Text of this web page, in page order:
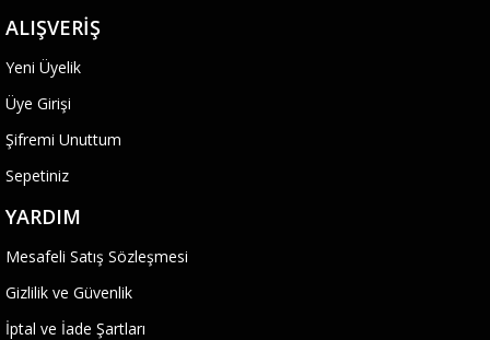
ALIŞVERIŞ
Yeni Üyelik
Üye Girişi
Şifremi Unuttum
Sepetiniz
YARDIM
Mesafeli Satış Sözleşmesi
Gizlilik ve Güvenlik
İptal ve İade Şartları